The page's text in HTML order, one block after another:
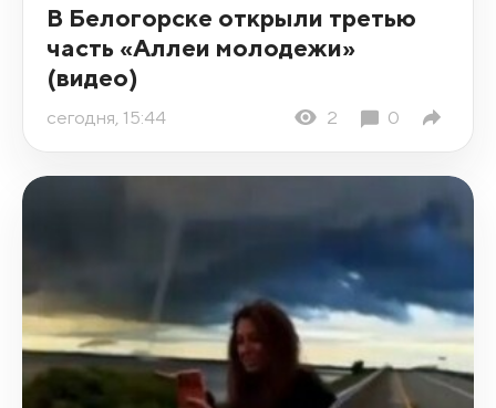
В Белогорске открыли третью
часть «Аллеи молодежи»
(видео)
сегодня, 15:44 2 0